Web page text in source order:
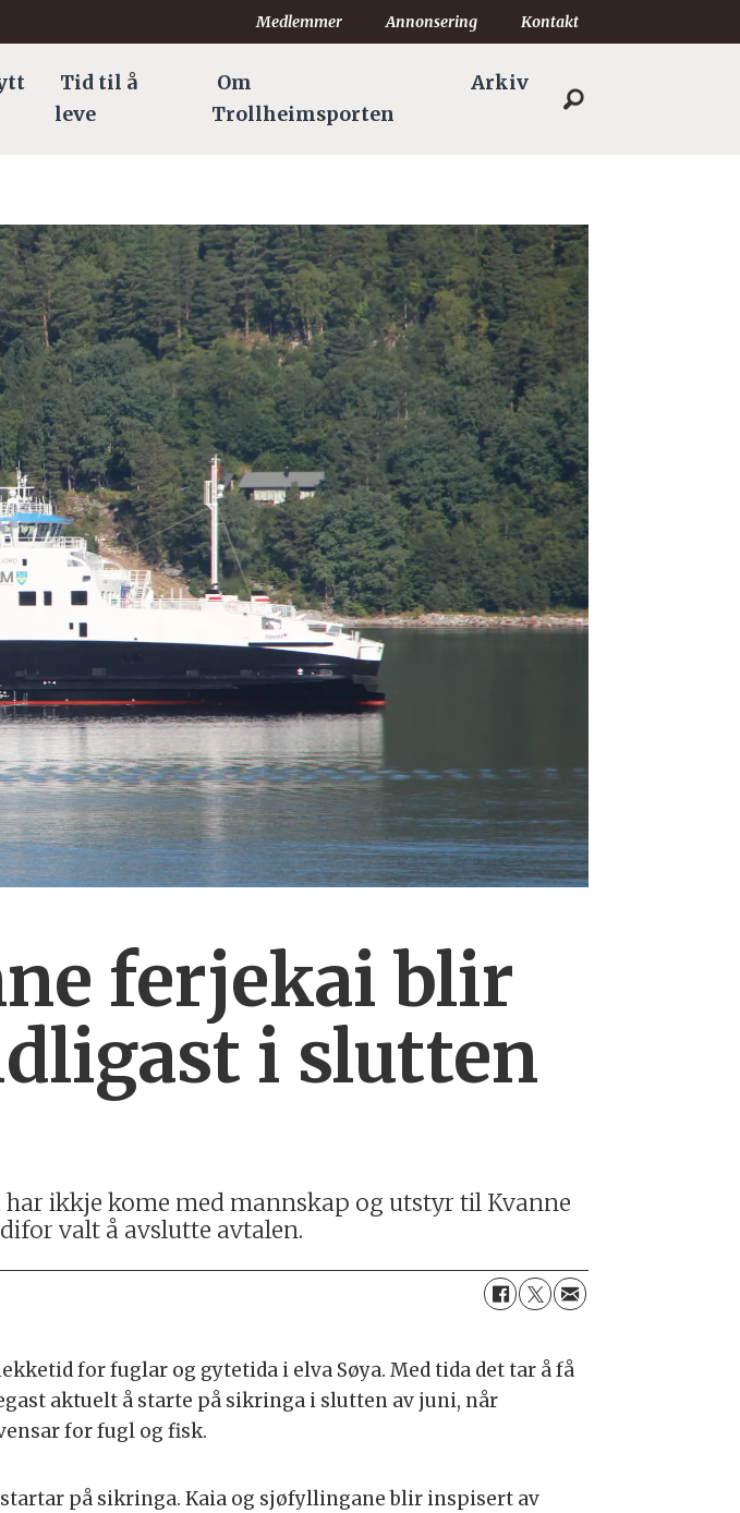
Medlemmer Annonsering Kontakt
Tid til å
leve
Om
Trollheimsporten
Arkiv
ferjekai blir
i slutten
ikkje kome med mannskap og utstyr til Kvanne
valt å avslutte avtalen.
for fuglar og gytetida i elva Søya. Med tida det tar å få
aktuelt å starte på sikringa i slutten av juni, når
for fugl og fisk.
på sikringa. Kaia og sjøfyllingane blir inspisert av